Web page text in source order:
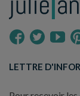
LETTRE